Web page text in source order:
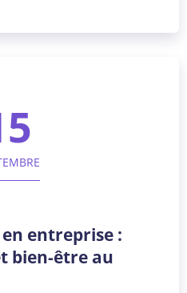
entreprise :
bien-être au